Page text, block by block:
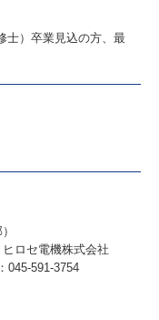
士）卒業見込の方、最
）
ロセ電機株式会社
045-591-3754